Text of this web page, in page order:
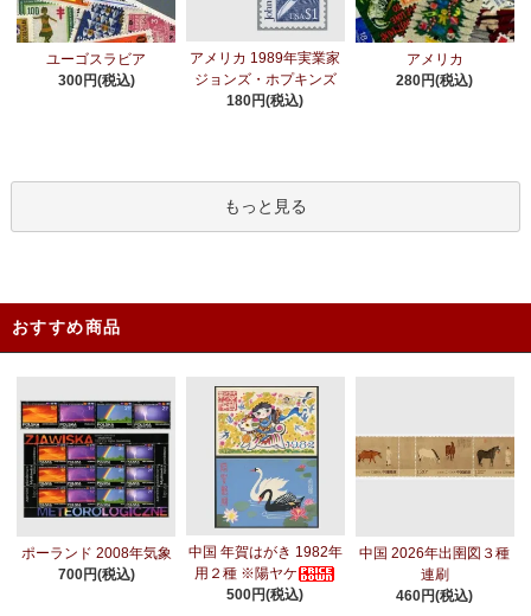
ユーゴスラビア
300円(税込)
アメリカ 1989年実業家
ジョンズ・ホプキンズ
180円(税込)
アメリカ
280円(税込)
もっと見る
おすすめ商品
ポーランド 2008年気象
700円(税込)
中国 年賀はがき 1982年
用２種 ※陽ヤケ
500円(税込)
中国 2026年出圉図３種
連刷
460円(税込)